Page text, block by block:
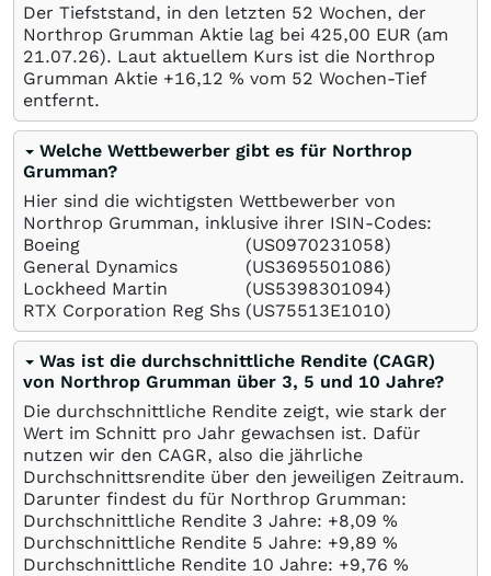
Der Tiefststand, in den letzten 52 Wochen, der
Northrop Grumman Aktie lag bei 425,00 EUR (am
21.07.26). Laut aktuellem Kurs ist die Northrop
Grumman Aktie +16,12 % vom 52 Wochen-Tief
entfernt.
Welche Wettbewerber gibt es für Northrop
Grumman?
Hier sind die wichtigsten Wettbewerber von
Northrop Grumman, inklusive ihrer ISIN-Codes:
Boeing
(US0970231058)
General Dynamics
(US3695501086)
Lockheed Martin
(US5398301094)
RTX Corporation Reg Shs (US75513E1010)
Was ist die durchschnittliche Rendite (CAGR)
von Northrop Grumman über 3, 5 und 10 Jahre?
Die durchschnittliche Rendite zeigt, wie stark der
Wert im Schnitt pro Jahr gewachsen ist. Dafür
nutzen wir den CAGR, also die jährliche
Durchschnittsrendite über den jeweiligen Zeitraum.
Darunter findest du für Northrop Grumman:
Durchschnittliche Rendite 3 Jahre: +8,09 %
Durchschnittliche Rendite 5 Jahre: +9,89 %
Durchschnittliche Rendite 10 Jahre: +9,76 %